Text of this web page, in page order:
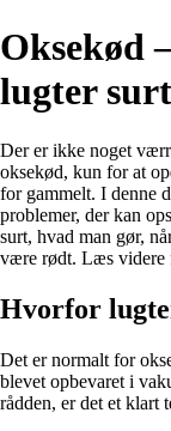
Oksekød
lugter
Der er ikke noget
oksekød, kun for at
for gammelt. I denne
problemer, der kan
surt, hvad man gør,
være rødt. Læs videre
Hvorfor
Det er normalt for
blevet opbevaret i
rådden, er det et klart